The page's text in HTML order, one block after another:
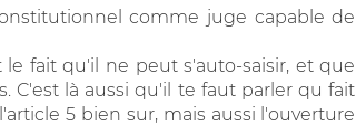
comme juge capable de
fait qu'il ne peut s'auto-saisir, et que
C'est là aussi qu'il te faut parler qu fait
5 bien sur, mais aussi l'ouverture